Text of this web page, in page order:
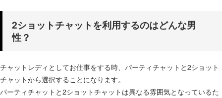
2ショットチャットを利用するのはどんな男
性？
チャットレディとしてお仕事をする時、パーティチャットと2ショット
チャットから選択することになります。
パーティチャットと2ショットチャットは異なる雰囲気となっているた